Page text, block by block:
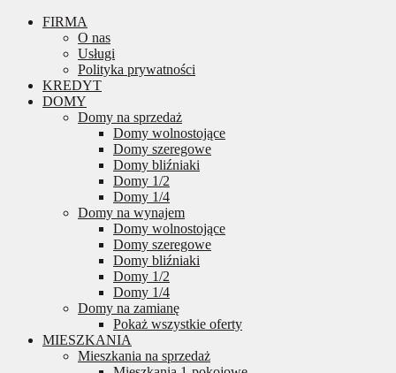
FIRMA
O nas
Usługi
Polityka prywatności
KREDYT
DOMY
Domy na sprzedaż
Domy wolnostojące
Domy szeregowe
Domy bliźniaki
Domy 1/2
Domy 1/4
Domy na wynajem
Domy wolnostojące
Domy szeregowe
Domy bliźniaki
Domy 1/2
Domy 1/4
Domy na zamianę
Pokaż wszystkie oferty
MIESZKANIA
Mieszkania na sprzedaż